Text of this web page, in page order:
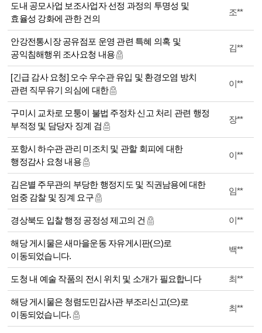
도내 공모사업 보조사업자 선정 과정의 투명성 및
효율성 강화에 관한 건의
조**
안강전통시장 공유점포 운영 관련 특혜 의혹 및
공익침해행위 조사요청 내용
김**
[긴급 감사 요청] 오수 우수관 유입 및 환경오염 방치
관련 직무유기 의심에 대한
이**
구미시 교차로 모퉁이 불법 주정차 신고 처리 관련 행정
부적정 및 담당자 징계 검
장**
포항시 하수관 관리 미조치 및 관할 회피에 대한
행정감사 요청 내용
이**
김은별 주무관의 부당한 행정지도 및 직권남용에 대한
엄중 감찰 및 징계 요구
임**
경상북도 입찰 행정 공정성 제고의 건 이**
해당 게시물은 새마을운동 자유게시판(으)로
이동되었습니다.
백**
도청 내 예술 작품의 전시 위치 및 소개가 필요합니다 최**
해당 게시물은 청렴도민감사관 부조리신고(으)로
이동되었습니다.
최**